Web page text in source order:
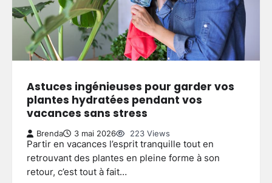
Astuces ingénieuses pour garder vos
plantes hydratées pendant vos
vacances sans stress
Brenda 3 mai 2026 223 Views
Partir en vacances l’esprit tranquille tout en
retrouvant des plantes en pleine forme à son
retour, c’est tout à fait…